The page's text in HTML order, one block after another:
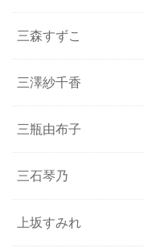
三森すずこ
三澤紗千香
三瓶由布子
三石琴乃
上坂すみれ